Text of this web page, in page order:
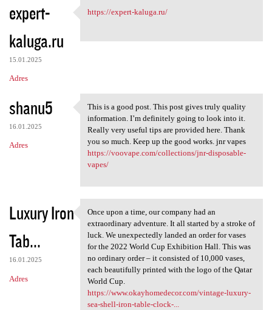
expert-
kaluga.ru
15.01.2025
Adres
https://expert-kaluga.ru/
https://expert-kaluga.ru/
shanu5
16.01.2025
Adres
This is a good post. This
This is a good post. This post gives truly quality
information. I’m definitely going to look into it.
Really very useful tips are provided here. Thank
you so much. Keep up the good works. jnr vapes
https://voovape.com/collections/jnr-disposable-
vapes/
Luxury Iron
Tab...
16.01.2025
Adres
Once upon a time, our company
Once upon a time, our company had an
extraordinary adventure. It all started by a stroke of
luck. We unexpectedly landed an order for vases
for the 2022 World Cup Exhibition Hall. This was
no ordinary order – it consisted of 10,000 vases,
each beautifully printed with the logo of the Qatar
World Cup.
https://www.okayhomedecor.com/vintage-luxury-
sea-shell-iron-table-clock-...